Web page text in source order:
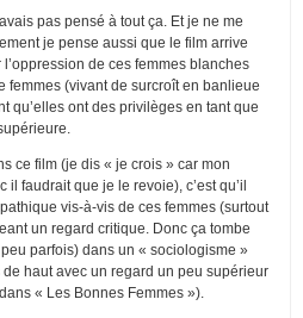
pas pensé à tout ça. Et je ne me
je pense aussi que le film arrive
de ces femmes blanches
femmes (vivant de surcroît en banlieue
qu’elles ont des privilèges en tant que
ce film (je dis « je crois » car mon
faudrait que je le revoie), c’est qu’il
vis-à-vis de ces femmes (surtout
un regard critique. Donc ça tombe
parfois) dans un « sociologisme »
haut avec un regard un peu supérieur
« Les Bonnes Femmes »).